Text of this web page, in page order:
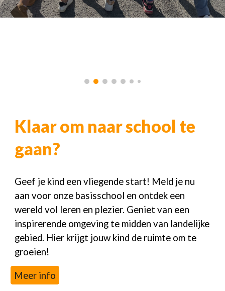
Klaar om naar school te
gaan?
Geef je kind een vliegende start! Meld je nu
aan voor onze basisschool en ontdek een
wereld vol leren en plezier. Geniet van een
inspirerende omgeving te midden van landelijke
gebied. Hier krijgt jouw kind de ruimte om te
groeien!
Meer info